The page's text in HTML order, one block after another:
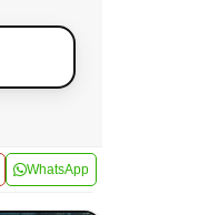
WhatsApp